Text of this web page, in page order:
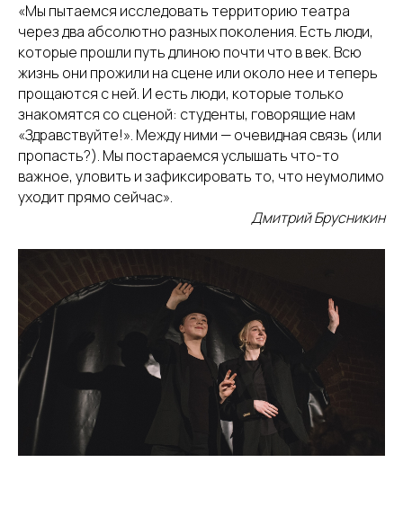
«Мы пытаемся исследовать территорию театра
через два абсолютно разных поколения. Есть люди,
которые прошли путь длиною почти что в век. Всю
жизнь они прожили на сцене или около нее и теперь
прощаются с ней. И есть люди, которые только
знакомятся со сценой: студенты, говорящие нам
«Здравствуйте!». Между ними — очевидная связь (или
пропасть?). Мы постараемся услышать что-то
важное, уловить и зафиксировать то, что неумолимо
уходит прямо сейчас».
Дмитрий Брусникин